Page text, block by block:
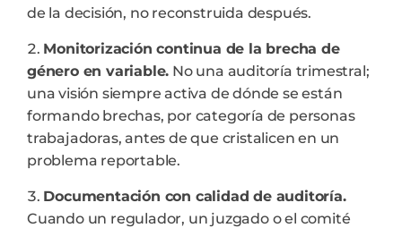
de la decisión, no reconstruida después.
Monitorización continua de la brecha de
género en variable. No una auditoría trimestral;
una visión siempre activa de dónde se están
formando brechas, por categoría de personas
trabajadoras, antes de que cristalicen en un
problema reportable.
Documentación con calidad de auditoría.
Cuando un regulador, un juzgado o el comité